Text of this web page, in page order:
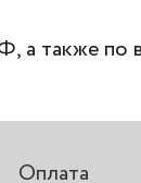
а также по
Оплата